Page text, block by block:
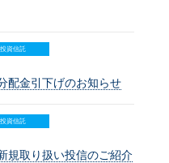
投資信託
配金引下げのお知らせ
投資信託
規取り扱い投信のご紹介